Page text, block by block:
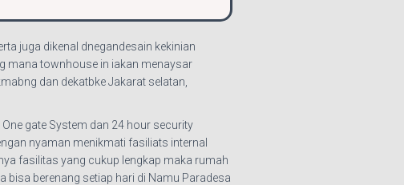
juga dikenal dnegandesain kekinian
mana townhouse in iakan menaysar
dan dekatbke Jakarat selatan,
gate System dan 24 hour security
nyaman menikmati fasiliats internal
fasilitas yang cukup lengkap maka rumah
bisa berenang setiap hari di Namu Paradesa